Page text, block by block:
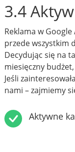
3.4
Reklama w
przede wszystkim
Decydując się na
miesięczny
Jeśli
nami – zajmiemy
Aktywne